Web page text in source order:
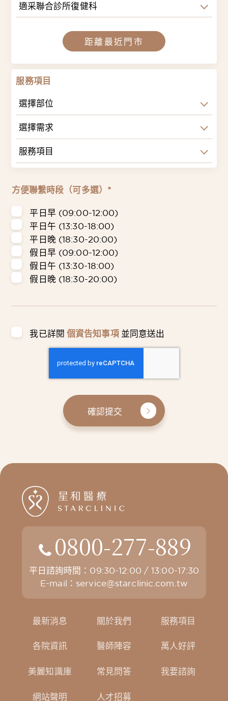
適采聯合診所復健科
距離最近門市
服務項目
選擇部位
選擇需求
服務項目
方便聯繫時段（可多選）*
平日早 (09:00-12:00)
平日午 (13:30-18:00)
平日晚 (18:30-20:00)
假日早 (09:00-12:00)
假日午 (13:30-18:00)
假日晚 (18:30-20:00)
我已詳閱 個資告知事項 並同意送出
確認提交
0800-277-889
平日諮詢時間：09:30-12:00 / 13:00-17:30
E-mail： service@starclinic.com.tw
最新消息 關於我們 服務項目
各院資訊 醫師陣容 萬人好評
美麗知識庫 常見問答 我要諮詢
網站聲明 人才招募